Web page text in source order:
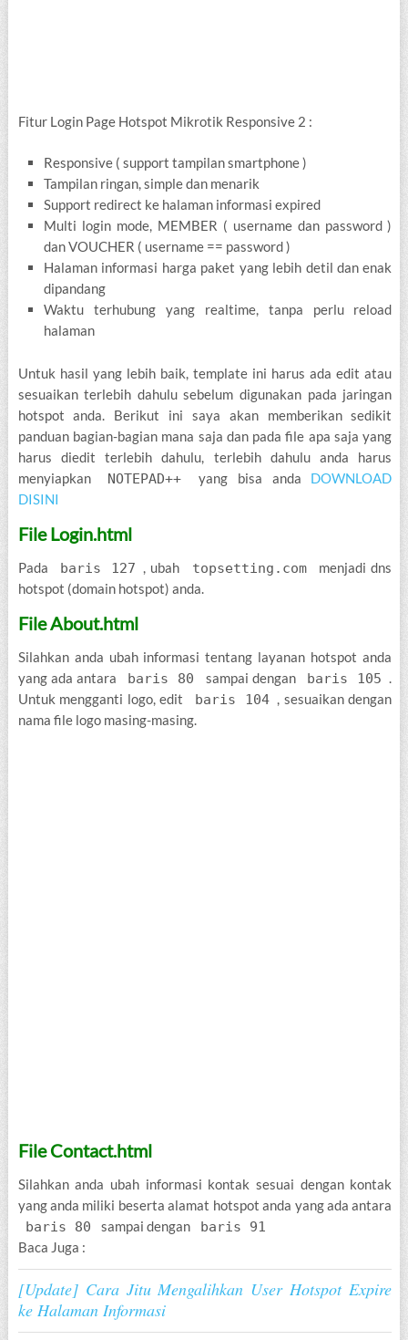
Fitur Login Page Hotspot Mikrotik Responsive 2 :
Responsive ( support tampilan smartphone )
Tampilan ringan, simple dan menarik
Support redirect ke halaman informasi expired
Multi login mode, MEMBER ( username dan password )
dan VOUCHER ( username == password )
Halaman informasi harga paket yang lebih detil dan enak
dipandang
Waktu terhubung yang realtime, tanpa perlu reload
halaman
Untuk hasil yang lebih baik, template ini harus ada edit atau
sesuaikan terlebih dahulu sebelum digunakan pada jaringan
hotspot anda. Berikut ini saya akan memberikan sedikit
panduan bagian-bagian mana saja dan pada file apa saja yang
harus diedit terlebih dahulu, terlebih dahulu anda harus
menyiapkan
NOTEPAD++ yang bisa anda DOWNLOAD
DISINI
File Login.html
Pada baris 127 , ubah topsetting.com
menjadi dns
hotspot (domain hotspot) anda.
File About.html
Silahkan anda ubah informasi tentang layanan hotspot anda
yang ada antara
baris 80 sampai dengan baris 105
Untuk mengganti logo, edit
baris 104
, sesuaikan dengan
nama file logo masing-masing.
File Contact.html
Silahkan anda ubah informasi kontak sesuai dengan kontak
yang anda miliki beserta alamat hotspot anda yang ada antara
baris 80
sampai dengan
baris 91
Baca Juga :
[Update] Cara Jitu Mengalihkan User Hotspot Expire
ke Halaman Informasi